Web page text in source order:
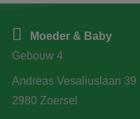
Moeder & Baby
Gebouw 4
Andreas Vesaliuslaan 39
2980 Zoersel